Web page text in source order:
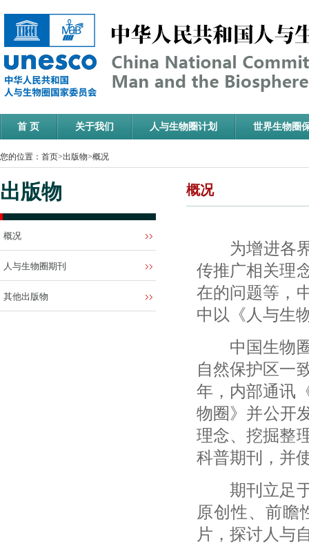
首 页 关于我们 人与生物圈计划 世界生物圈
您的位置： 首页>出版物>概况
出版物
概况
人与生物圈期刊
其他出版物
概况
为增进各界
传推广相关理
在的问题等，
中以《人与生
中国生物圈
自然保护区一
年，内部通讯
物圈》并公开
理念、挖掘整
科普期刊，并
期刊立足于
原创性、前瞻
片，探讨人与